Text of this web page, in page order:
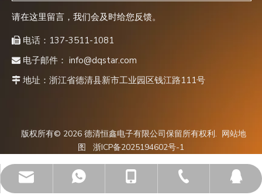
info@dqstar.com
13735111081
137-3511-1081
05728-4477-33
565819331
请在这里留言，我们会及时给您反馈。
 电话：137-3511-1081
 电子邮件： info@dqstar.com
 地址：浙江省德清县新市工业园区钱江路111号
版权所有© 2026德清恒鑫电子有限公司保留所有权利. 网站地
图
浙ICP备2025194602号-1